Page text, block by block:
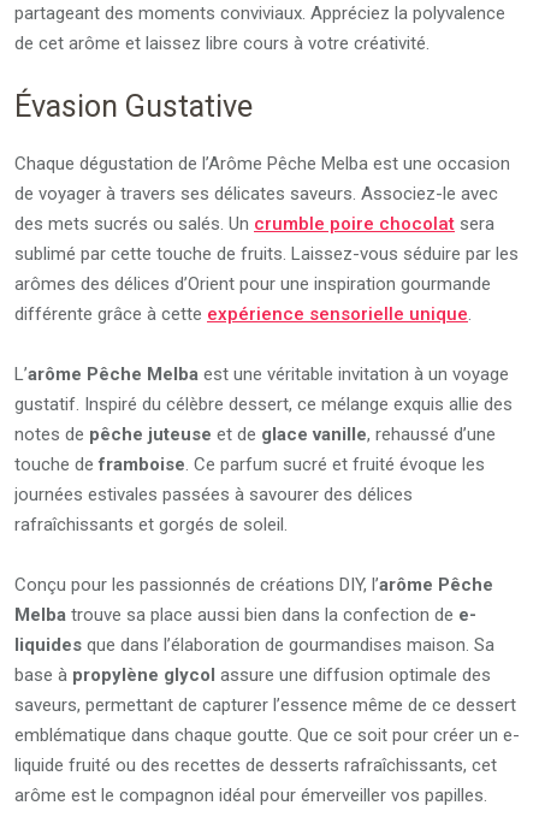
partageant des moments conviviaux. Appréciez la polyvalence
de cet arôme et laissez libre cours à votre créativité.
Évasion Gustative
Chaque dégustation de l’Arôme Pêche Melba est une occasion
de voyager à travers ses délicates saveurs. Associez-le avec
des mets sucrés ou salés. Un crumble poire chocolat sera
sublimé par cette touche de fruits. Laissez-vous séduire par les
arômes des délices d’Orient pour une inspiration gourmande
différente grâce à cette expérience sensorielle unique
L’arôme Pêche Melba est une véritable invitation à un voyage
gustatif. Inspiré du célèbre dessert, ce mélange exquis allie des
notes de pêche juteuse et de glace vanille, rehaussé d’une
touche deframboise . Ce parfum sucré et fruité évoque les
journées estivales passées à savourer des délices
rafraîchissants et gorgés de soleil.
Conçu pour les passionnés de créations DIY, l’arôme Pêche
Melba trouve sa place aussi bien dans la confection de e-
liquides que dans l’élaboration de gourmandises maison. Sa
base à propylène glycol assure une diffusion optimale des
saveurs, permettant de capturer l’essence même de ce dessert
emblématique dans chaque goutte. Que ce soit pour créer un e-
liquide fruité ou des recettes de desserts rafraîchissants, cet
arôme est le compagnon idéal pour émerveiller vos papilles.